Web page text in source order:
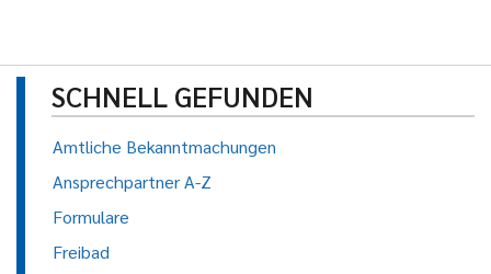
SCHNELL GEFUNDEN
Amtliche Bekanntmachungen
Ansprechpartner A-Z
Formulare
Freibad